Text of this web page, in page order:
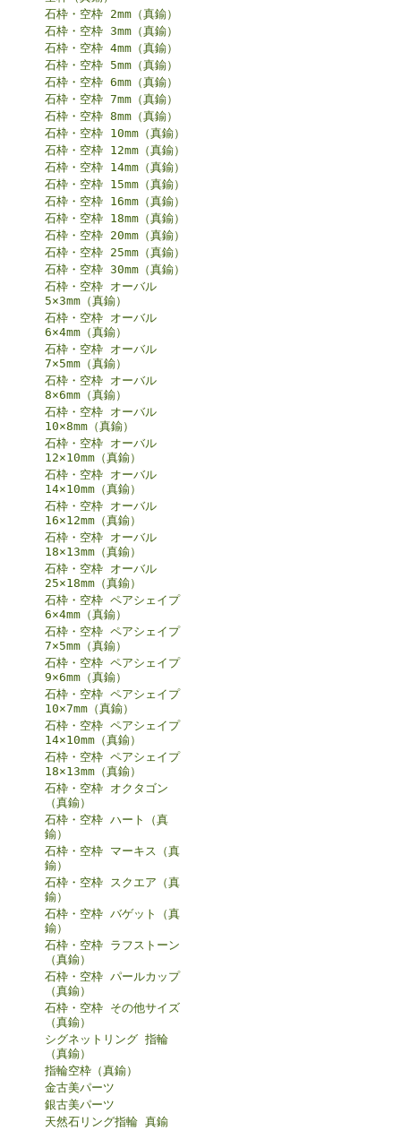
石枠・空枠 2mm（真鍮）
石枠・空枠 3mm（真鍮）
石枠・空枠 4mm（真鍮）
石枠・空枠 5mm（真鍮）
石枠・空枠 6mm（真鍮）
石枠・空枠 7mm（真鍮）
石枠・空枠 8mm（真鍮）
石枠・空枠 10mm（真鍮）
石枠・空枠 12mm（真鍮）
石枠・空枠 14mm（真鍮）
石枠・空枠 15mm（真鍮）
石枠・空枠 16mm（真鍮）
石枠・空枠 18mm（真鍮）
石枠・空枠 20mm（真鍮）
石枠・空枠 25mm（真鍮）
石枠・空枠 30mm（真鍮）
石枠・空枠 オーバル
5×3mm（真鍮）
石枠・空枠 オーバル
6×4mm（真鍮）
石枠・空枠 オーバル
7×5mm（真鍮）
石枠・空枠 オーバル
8×6mm（真鍮）
石枠・空枠 オーバル
10×8mm（真鍮）
石枠・空枠 オーバル
12×10mm（真鍮）
石枠・空枠 オーバル
14×10mm（真鍮）
石枠・空枠 オーバル
16×12mm（真鍮）
石枠・空枠 オーバル
18×13mm（真鍮）
石枠・空枠 オーバル
25×18mm（真鍮）
石枠・空枠 ペアシェイプ
6×4mm（真鍮）
石枠・空枠 ペアシェイプ
7×5mm（真鍮）
石枠・空枠 ペアシェイプ
9×6mm（真鍮）
石枠・空枠 ペアシェイプ
10×7mm（真鍮）
石枠・空枠 ペアシェイプ
14×10mm（真鍮）
石枠・空枠 ペアシェイプ
18×13mm（真鍮）
石枠・空枠 オクタゴン
（真鍮）
石枠・空枠 ハート（真
鍮）
石枠・空枠 マーキス（真
鍮）
石枠・空枠 スクエア（真
鍮）
石枠・空枠 バゲット（真
鍮）
石枠・空枠 ラフストーン
（真鍮）
石枠・空枠 パールカップ
（真鍮）
石枠・空枠 その他サイズ
（真鍮）
シグネットリング 指輪
（真鍮）
指輪空枠（真鍮）
金古美パーツ
銀古美パーツ
天然石リング指輪 真鍮